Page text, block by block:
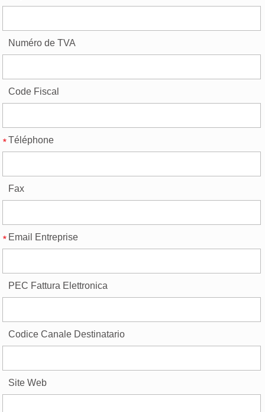
Numéro de TVA
Code Fiscal
Téléphone
Fax
Email Entreprise
PEC Fattura Elettronica
Codice Canale Destinatario
Site Web